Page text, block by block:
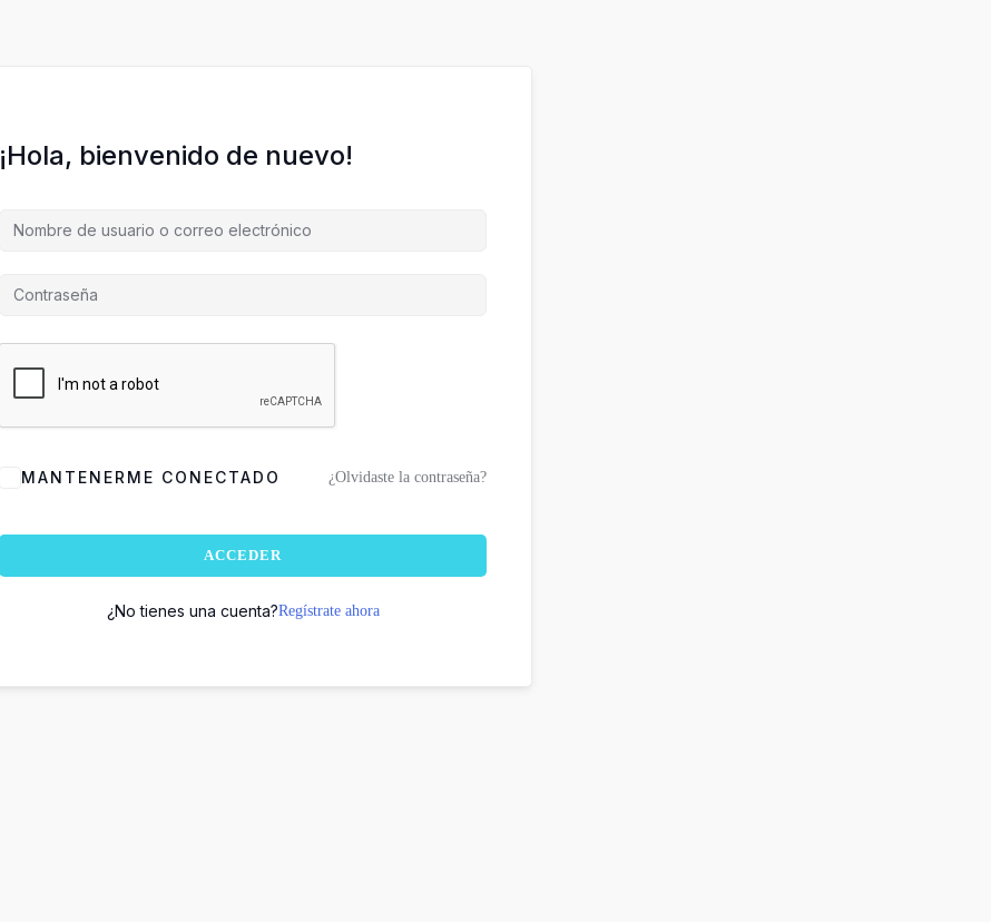
¡Hola, bienvenido de nuevo!
MANTENERME CONECTADO ¿Olvidaste la contraseña?
ACCEDER
¿No tienes una cuenta?Regístrate ahora